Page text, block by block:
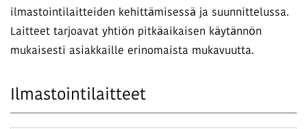
ilmastointilaitteiden kehittämisessä ja suunnittelussa.
Laitteet tarjoavat yhtiön pitkäaikaisen käytännön
mukaisesti asiakkaille erinomaista mukavuutta.
Ilmastointilaitteet